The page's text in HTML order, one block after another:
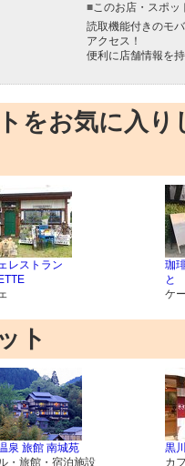
■このお店・スポッ
読取機能付きのモ
アクセス！
便利に店舗情報を
をお気に入
レストラン
珈
と
ケ
ト
泉 旅館 南城苑
・旅館・宿泊施設
黒
カ